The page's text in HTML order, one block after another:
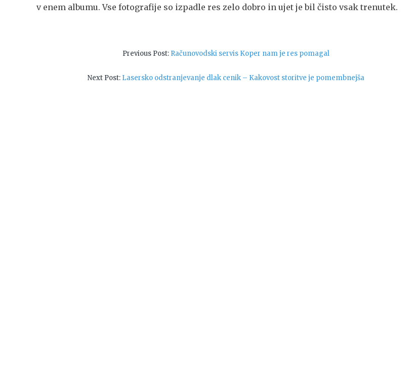
v enem albumu. Vse fotografije so izpadle res zelo dobro in ujet je bil čisto vsak trenutek.
Previous Post: Previous
Računovodski servis Koper nam je res pomagal
Next Post: Next
Lasersko odstranjevanje dlak cenik – Kakovost storitve je pomembnejša